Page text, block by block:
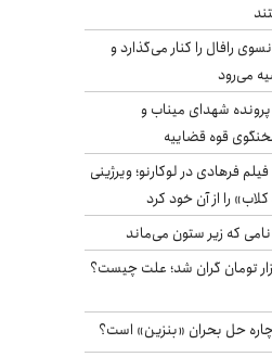
رافال را کنار می‌گذارد و
شهدای میناب و
قوه قضاییه
فرهادی در لوکارنو؛ ویرژینی
کلاب» را از آن خود کرد
که زیر ستون می‌ماند
بازار آزاد ۲هزار تومان گران شد؛ علت چیست؟
حل بحران «بنزین» است؟